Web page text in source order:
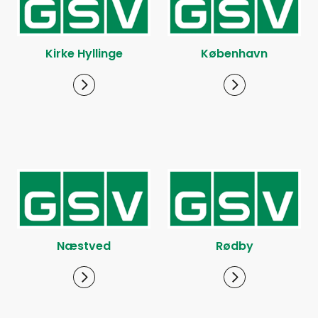
Kirke Hyllinge København
Næstved Rødby